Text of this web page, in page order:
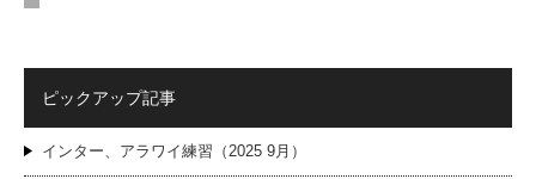
ピックアップ記事
インター、アラワイ練習（2025 9月）